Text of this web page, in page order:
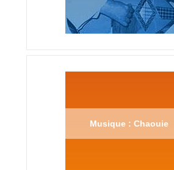
Musique : Chaouie